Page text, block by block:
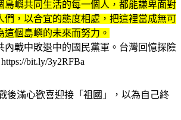
島嶼共同生活的每一個人，都能謙卑面對
們，以合宜的態度相處，把這裡當成無可
個島嶼的未來而努力。
內戰中敗退中的國民黨軍。台灣回憶探險
bit.ly/3y2RFBa